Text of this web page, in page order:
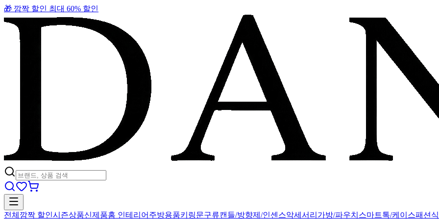
🎁 깜짝 할인 최대 60% 할인
전체 깜짝 할인시즌상품신제품홈 인테리어 주방용품키링문구류캔들/방향제/인센스악세서리 가방/파우치 스마트톡/케이스패션